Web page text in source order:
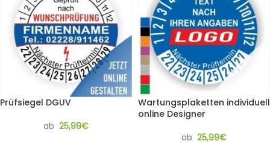
Prüfsiegel DGUV
ab 25,99€
Wartungsplaketten individuell
online Designer
ab 25,99€